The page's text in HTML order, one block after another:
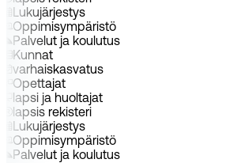
Lukujärjestys
Oppimisympäristö
Palvelut ja koulutus
Kunnat
varhaiskasvatus
Opettajat
lapsi ja huoltajat
lapsis rekisteri
Lukujärjestys
Oppimisympäristö
Palvelut ja koulutus